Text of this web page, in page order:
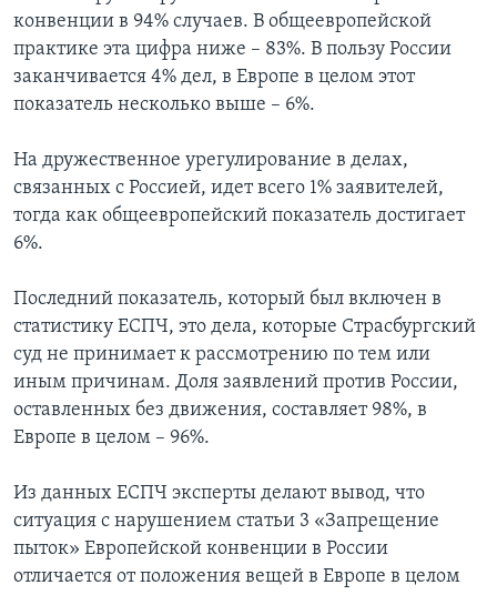
конвенции в 94% случаев. В общеевропейской
практике эта цифра ниже – 83%. В пользу России
заканчивается 4% дел, в Европе в целом этот
показатель несколько выше – 6%.
На дружественное урегулирование в делах,
связанных с Россией, идет всего 1% заявителей,
тогда как общеевропейский показатель достигает
6%.
Последний показатель, который был включен в
статистику ЕСПЧ, это дела, которые Страсбургский
суд не принимает к рассмотрению по тем или
иным причинам. Доля заявлений против России,
оставленных без движения, составляет 98%, в
Европе в целом – 96%.
Из данных ЕСПЧ эксперты делают вывод, что
ситуация с нарушением статьи 3 «Запрещение
пыток» Европейской конвенции в России
отличается от положения вещей в Европе в целом